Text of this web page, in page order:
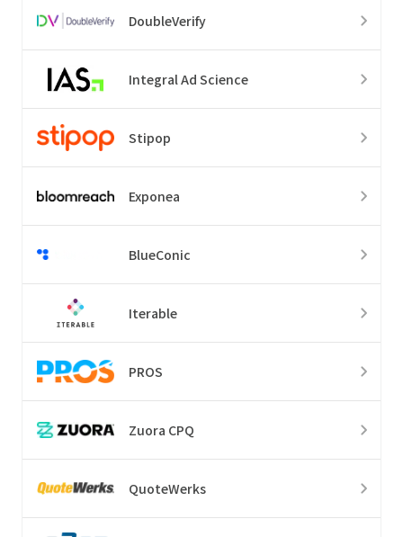
DoubleVerify
Integral Ad Science
Stipop
Exponea
BlueConic
Iterable
PROS
Zuora CPQ
QuoteWerks